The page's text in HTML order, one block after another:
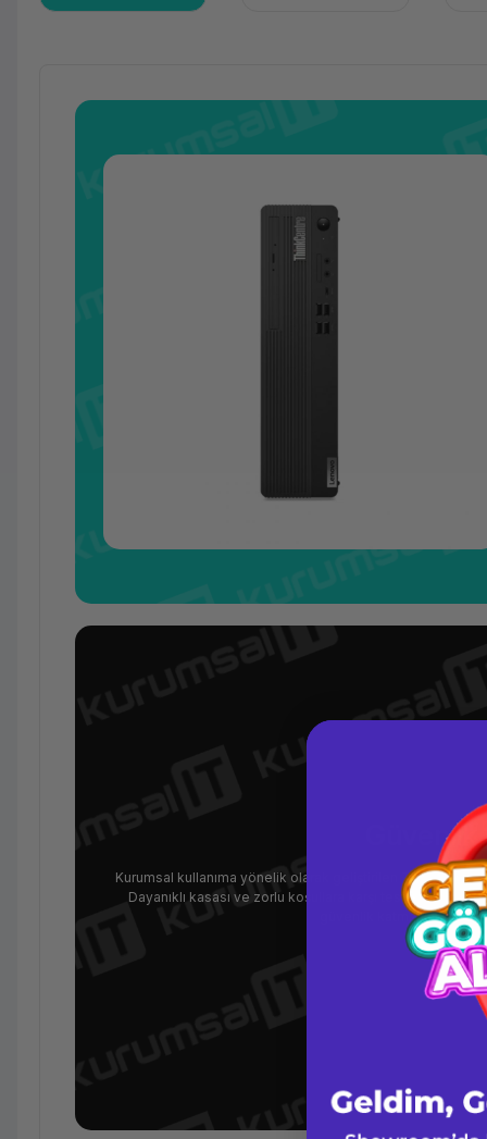
Güvenlik
Kurumsal kullanıma yönelik olarak geliştirilen
Dayanıklı kasası ve zorlu koşullara karşı test edilmiş
güvenlik katmanları ile